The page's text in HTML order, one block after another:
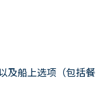
及船上选项（包括餐